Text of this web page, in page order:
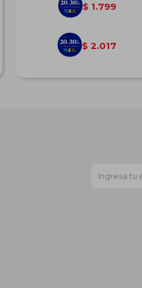
$ 1.799
$ 2.017